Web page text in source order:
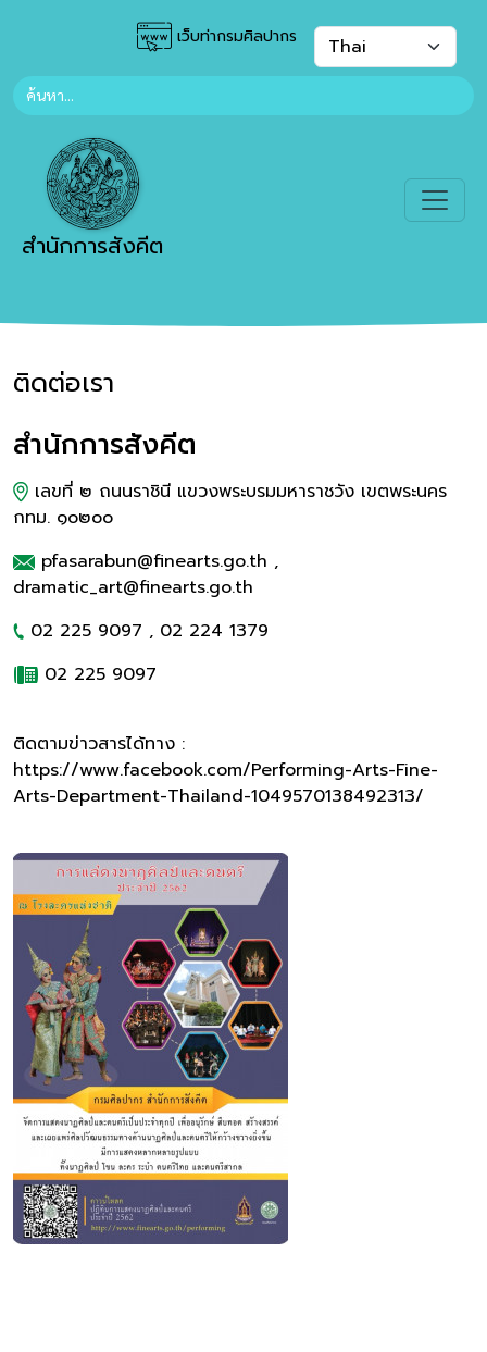
เว็บท่ากรมศิลปากร
สำนักการสังคีต
ติดต่อเรา
สำนักการสังคีต
เลขที่ ๒ ถนนราชินี แขวงพระบรมมหาราชวัง เขตพระนคร
กทม. ๑๐๒๐๐
pfasarabun@finearts.go.th ,
dramatic_art@finearts.go.th
02 225 9097 , 02 224 1379
02 225 9097
ติดตามข่าวสารได้ทาง :
https://www.facebook.com/Performing-Arts-Fine-
Arts-Department-Thailand-1049570138492313/